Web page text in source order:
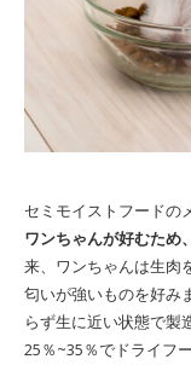
セミモイストフードの
ワンちゃんが好むため
来、ワンちゃんは生肉
匂いが強いものを好み
らず生に近い状態で製
25％~35％でドライフ